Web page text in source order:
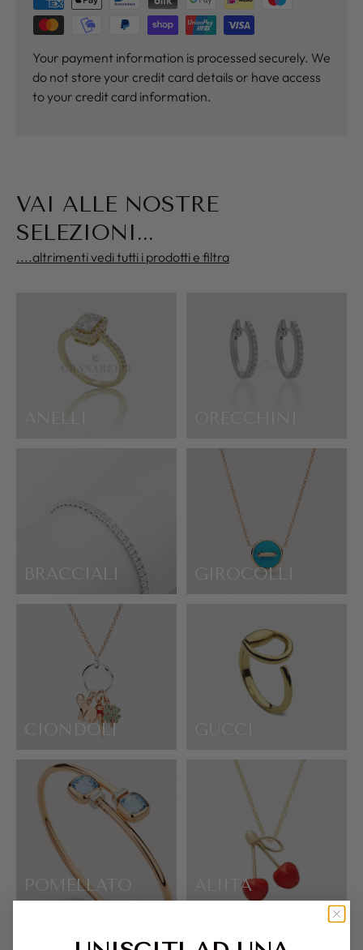
Your payment information is processed securely. We
do not store your credit card details or have access
to your credit card information.
VAI ALLE NOSTRE
SELEZIONI...
....altrimenti vedi tutti i prodotti e filtra
ANELLI
BRACCIALI GIROCOLLI
CIONDOLI
POMELLATO ALIITA